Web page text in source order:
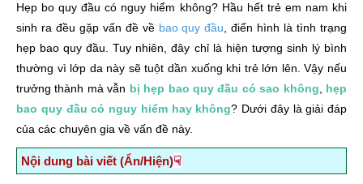
Hẹp bo quy đầu có nguy hiểm không? Hầu hết trẻ em nam khi
sinh ra đều gặp vấn đề về bao quy đầu , điển hình là tình trạng
hẹp bao quy đầu. Tuy nhiên, đây chỉ là hiện tượng sinh lý bình
thường vì lớp da này sẽ tuột dần xuống khi trẻ lớn lên. Vậy nếu
trưởng thành mà vẫn bị hẹp bao quy đầu có sao không
hẹp
bao quy đầu có nguy hiểm hay không? Dưới đây là giải đáp
của các chuyên gia về vấn đề này.
Nội dung bài viết (Ẩn/Hiện)☟